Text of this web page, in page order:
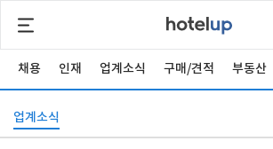
채용 인재 업계소식 구매/견적 부동산
업계소식